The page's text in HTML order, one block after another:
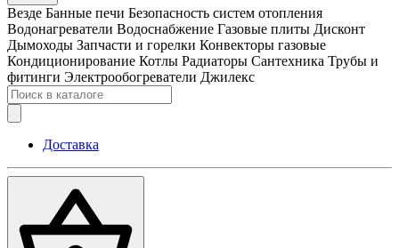
Везде Банные печи Безопасность систем отопления
Водонагреватели Водоснабжение Газовые плиты Дисконт
Дымоходы Запчасти и горелки Конвекторы газовые
Кондиционирование Котлы Радиаторы Сантехника Трубы и
фитинги Электрообогреватели Джилекс
Доставка